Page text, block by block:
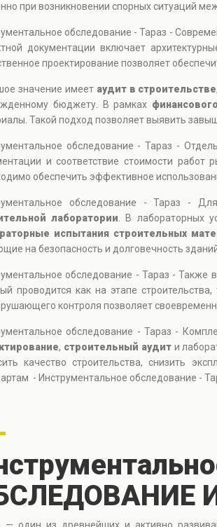
при возникновении спорных ситуаций
обследование - Тараз -
документации включает
проектирование позволяет
значение имеет аудит в строительстве
бюджету. В рамках
Такой подход позволяет выявить
обследование - Тараз -
и соответствие стоимости
обеспечить эффективное
обследование - Тараз -
лаборатории . В лабораторных
испытания строительных
на безопасность и долговечность
обследование - Тараз - Также
проводится как на этапе
контроля позволяет
обследование - Тараз -
, строительный аудити
качество строительства, снизить
- Инструментальное обследование -